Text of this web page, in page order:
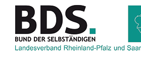
Zum
springen